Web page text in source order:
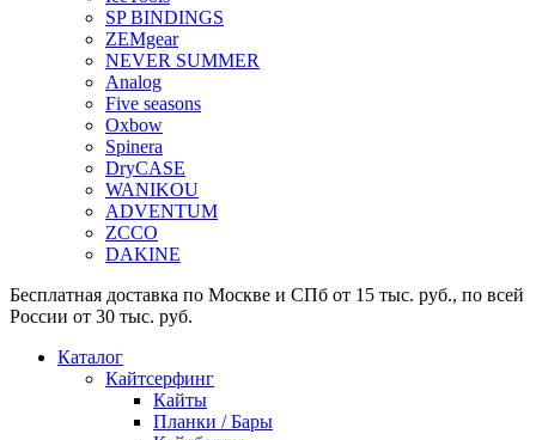
SP BINDINGS
ZEMgear
NEVER SUMMER
Analog
Five seasons
Oxbow
Spinera
DryCASE
WANIKOU
ADVENTUM
ZCCO
DAKINE
Бесплатная доставка по Москве и СПб от 15 тыс. руб., по всей
России от 30 тыс. руб.
Каталог
Кайтсерфинг
Кайты
Планки / Бары